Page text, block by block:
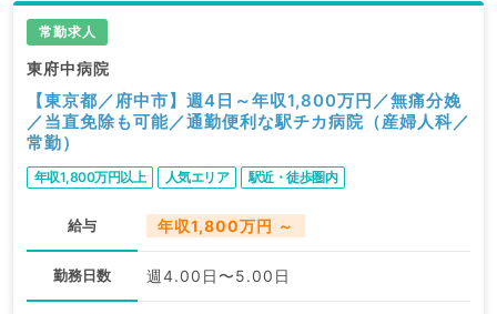
常勤求人
東府中病院
【東京都／府中市】週4日～年収1,800万円／無痛分娩
／当直免除も可能／通勤便利な駅チカ病院（産婦人科／
常勤）
年収1,800万円以上 人気エリア 駅近・徒歩圏内
給与 年収1,800万円 ～
勤務日数 週4.00日〜5.00日